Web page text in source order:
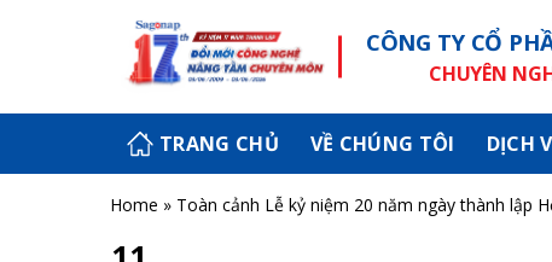
CÔNG TY CỔ
CHUYÊN
TRANG CHỦ VỀ CHÚNG TÔI DỊCH
Home » Toàn cảnh Lễ kỷ niệm 20 năm ngày thành lập